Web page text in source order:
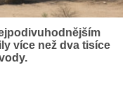
více než dva tisíce